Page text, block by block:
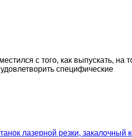
с того, как выпускать, на
специфические
лазерной резки, закалочный